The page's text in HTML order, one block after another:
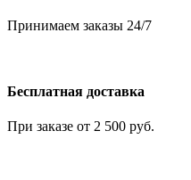
Принимаем заказы 24/7
Бесплатная доставка
При заказе от 2 500 руб.